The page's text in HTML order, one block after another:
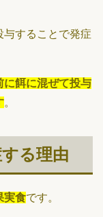
することで発症
に餌に混ぜて投与
。
る理由
実食です。